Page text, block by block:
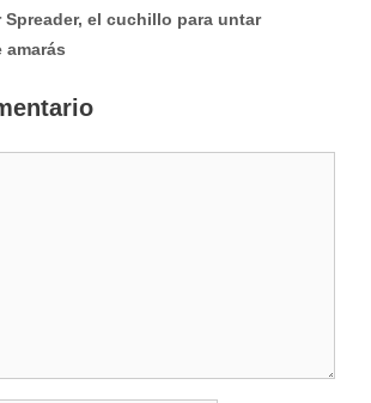
Spreader, el cuchillo para untar
amarás